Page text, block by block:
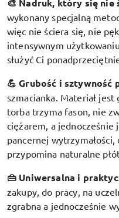
🎨 Nadruk, który się nie
wykonany specjalną
więc nie ściera się, nie
intensywnym
służyć Ci
💪 Grubość i sztywność
szmacianka. Materiał
torba trzyma fason, nie
ciężarem, a jednocześnie
pancernej
przypomina naturalne
👜 Uniwersalna i
zakupy, do pracy, na
zgrabna a jednocześnie